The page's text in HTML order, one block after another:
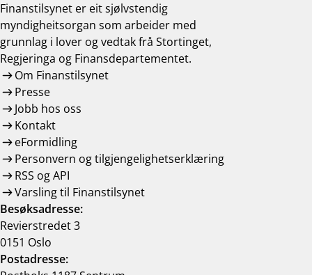
Finanstilsynet er eit sjølvstendig
myndigheitsorgan som arbeider med
grunnlag i lover og vedtak frå Stortinget,
Regjeringa og Finansdepartementet.
Om Finanstilsynet
Presse
Jobb hos oss
Kontakt
eFormidling
Personvern og tilgjengelighetserklæring
RSS og API
Varsling til Finanstilsynet
Besøksadresse:
Revierstredet 3
0151 Oslo
Postadresse: